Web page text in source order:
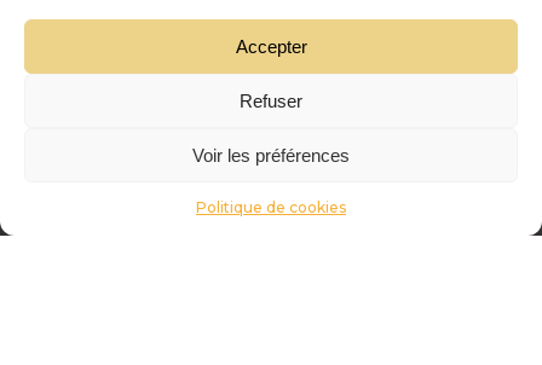
Accepter
Refuser
Voir les préférences
Politique de cookies